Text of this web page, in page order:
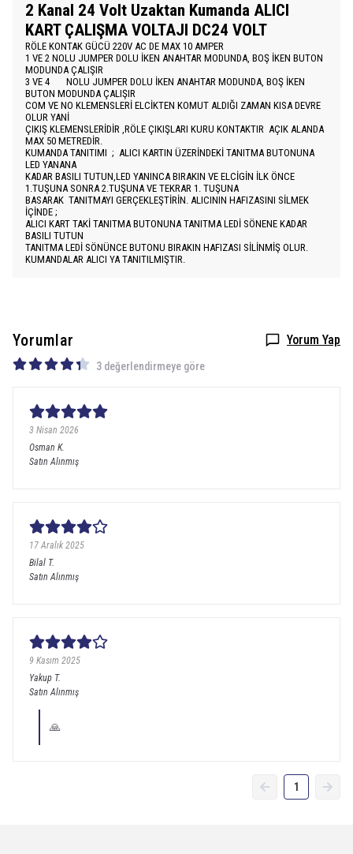
2 Kanal 24 Volt Uzaktan Kumanda ALICI
KART ÇALIŞMA VOLTAJI DC24 VOLT
RÖLE KONTAK GÜCÜ 220V AC DE MAX 10 AMPER
1 VE 2 NOLU JUMPER DOLU İKEN ANAHTAR MODUNDA, BOŞ İKEN BUTON
MODUNDA ÇALIŞIR
3 VE 4 NOLU JUMPER DOLU İKEN ANAHTAR MODUNDA, BOŞ İKEN
BUTON MODUNDA ÇALIŞIR
COM VE NO KLEMENSLERİ ELCİKTEN KOMUT ALDIĞI ZAMAN KISA DEVRE
OLUR YANİ
ÇIKIŞ KLEMENSLERİDİR ,RÖLE ÇIKIŞLARI KURU KONTAKTIR AÇIK ALANDA
MAX 50 METREDİR.
KUMANDA TANITIMI ; ALICI KARTIN ÜZERİNDEKİ TANITMA BUTONUNA
LED YANANA
KADAR BASILI TUTUN,LED YANINCA BIRAKIN VE ELCİGİN İLK ÖNCE
1.TUŞUNA SONRA 2.TUŞUNA VE TEKRAR 1. TUŞUNA
BASARAK TANITMAYI GERÇEKLEŞTİRİN. ALICININ HAFIZASINI SİLMEK
İÇİNDE ;
ALICI KART TAKİ TANITMA BUTONUNA TANITMA LEDİ SÖNENE KADAR
BASILI TUTUN
TANITMA LEDİ SÖNÜNCE BUTONU BIRAKIN HAFIZASI SİLİNMİŞ OLUR.
KUMANDALAR ALICI YA TANITILMIŞTIR.
Yorumlar Yorum Yap
3 değerlendirmeye göre
3 Nisan 2026
Osman K.
Satın Alınmış
17 Aralık 2025
Bilal T.
Satın Alınmış
9 Kasım 2025
Yakup T.
Satın Alınmış
🙏
1